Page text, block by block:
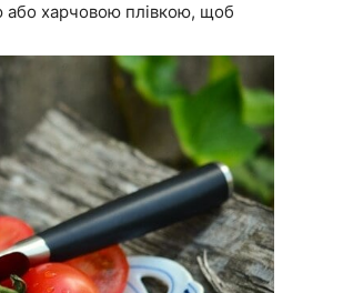
або харчовою плівкою, щоб